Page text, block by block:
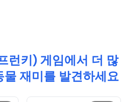
런키) 게임에서 더 많
물 재미를 발견하세요